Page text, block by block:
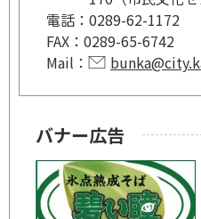
電話： 0289-62-1172
FAX： 0289-65-6742
Mail：
バナー広告